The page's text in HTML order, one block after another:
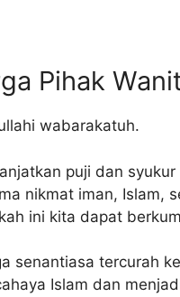
Pihak
wabarakatuh.
puji dan
nikmat iman, Islam,
ini kita dapat
senantiasa tercurah
Islam dan